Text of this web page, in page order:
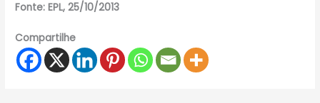
Fonte: EPL, 25/10/2013
Compartilhe